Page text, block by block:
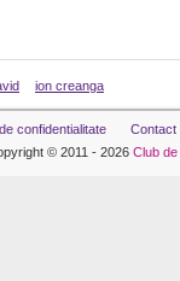
ion creanga
confidentialitate
Contact
© 2011 - 2026 Club